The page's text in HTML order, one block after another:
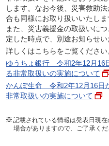
します。なお今後、災害救助
合も同様にお取り扱いいたしま
また、災害義援金の取扱いに
定した時点で、別途お知らせい
詳しくはこちらをご覧ください
ゆうちょ銀行 令和2年12月16
る非常取扱いの実施について
かんぽ生命 令和2年12月16日
非常取扱いの実施について
記載されている情報は発表日現
場合がありますので、ご了承くだ